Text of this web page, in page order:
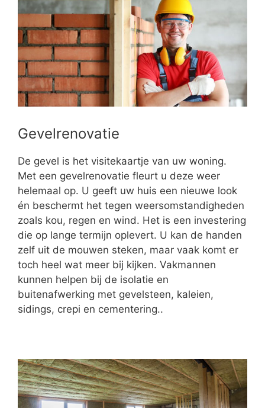
Gevelrenovatie
De gevel is het visitekaartje van uw woning.
Met een gevelrenovatie fleurt u deze weer
helemaal op. U geeft uw huis een nieuwe look
én beschermt het tegen weersomstandigheden
zoals kou, regen en wind. Het is een investering
die op lange termijn oplevert. U kan de handen
zelf uit de mouwen steken, maar vaak komt er
toch heel wat meer bij kijken. Vakmannen
kunnen helpen bij de isolatie en
buitenafwerking met gevelsteen, kaleien,
sidings, crepi en cementering..